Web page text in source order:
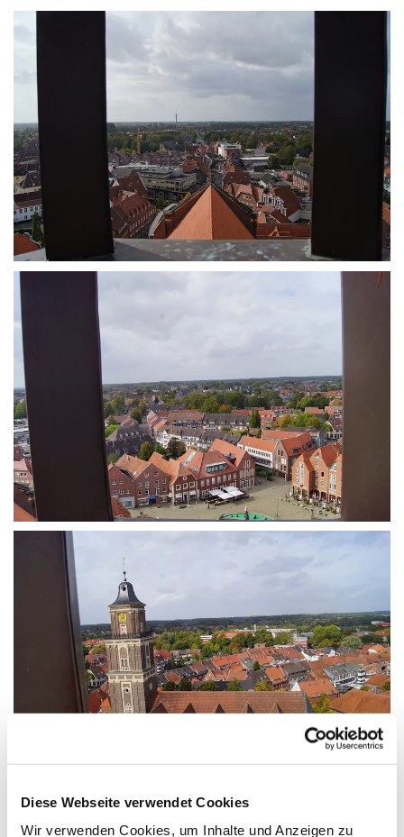
Diese Webseite verwendet Cookies
Wir verwenden Cookies, um Inhalte und Anzeigen zu